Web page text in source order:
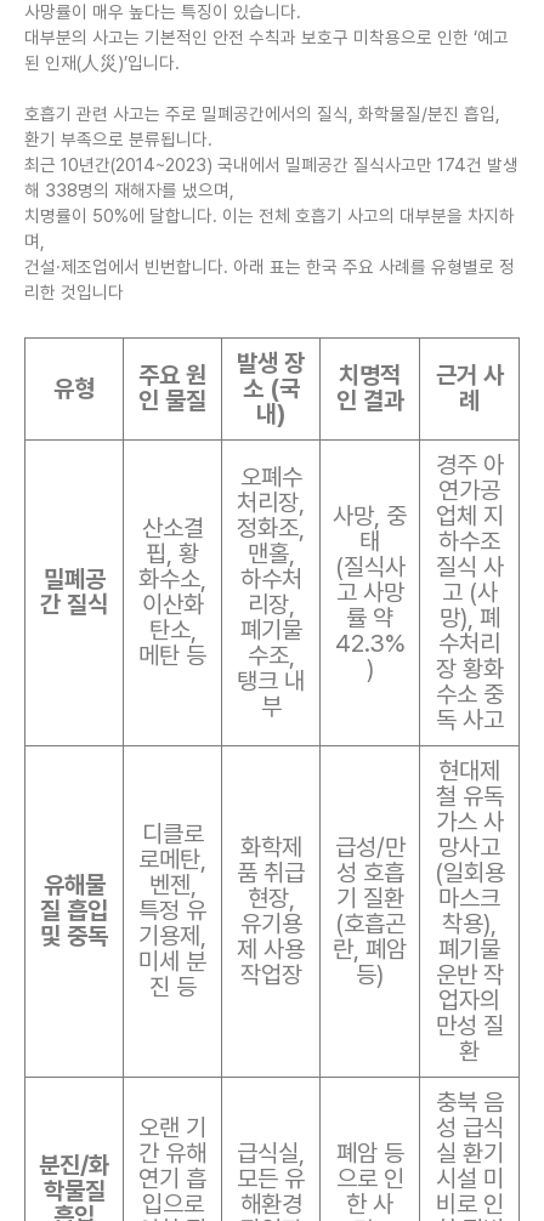
사망률이 매우 높다는 특징이 있습니다.
대부분의 사고는 기본적인 안전 수칙과 보호구 미착용으로 인한 ‘예고
된 인재(人災)’입니다.
호흡기 관련 사고는 주로 밀폐공간에서의 질식, 화학물질/분진 흡입,
환기 부족으로 분류됩니다.
최근 10년간(2014~2023) 국내에서 밀폐공간 질식사고만 174건 발생
해 338명의 재해자를 냈으며,
치명률이 50%에 달합니다. 이는 전체 호흡기 사고의 대부분을 차지하
며,
건설·제조업에서 빈번합니다. 아래 표는 한국 주요 사례를 유형별로 정
리한 것입니다
유형
주요 원
인 물질
발생 장
소 (국
내)
치명적
인 결과
근거 사
례
밀폐공
간 질식
산소결
핍, 황
화수소,
이산화
탄소,
메탄 등
오폐수
처리장,
정화조,
맨홀,
하수처
리장,
폐기물
수조,
탱크 내
부
사망, 중
태
(질식사
고 사망
률 약
42.3%
)
경주 아
연가공
업체 지
하수조
질식 사
고 (사
망), 폐
수처리
장 황화
수소 중
독 사고
유해물
질 흡입
및 중독
디클로
로메탄,
벤젠,
특정 유
기용제,
미세 분
진 등
화학제
품 취급
현장,
유기용
제 사용
작업장
급성/만
성 호흡
기 질환
(호흡곤
란, 폐암
등)
현대제
철 유독
가스 사
망사고
(일회용
마스크
착용),
폐기물
운반 작
업자의
만성 질
환
분진/화
학물질
오랜 기
간 유해
연기 흡
입으로
급식실,
모든 유
해환경
폐암 등
으로 인
한 사
충북 음
성 급식
실 환기
시설 미
비로 인